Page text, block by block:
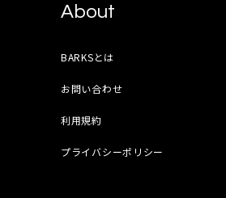
About
BARKSとは
お問い合わせ
利用規約
プライバシーポリシー